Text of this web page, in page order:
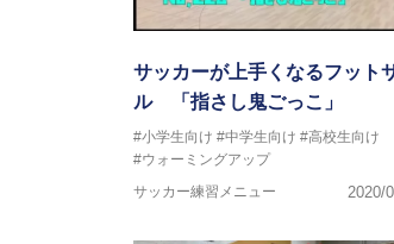
サッカーが上手くなるフット
ル 「指さし鬼ごっこ」
#小学生向け #中学生向け #高校生向け
#ウォーミングアップ
サッカー練習メニュー
2020/